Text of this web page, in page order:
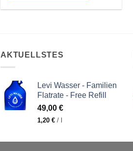
AKTUELLSTES
Levi Wasser - Familien
Flatrate - Free Refill
49,00 €
1,20 € /